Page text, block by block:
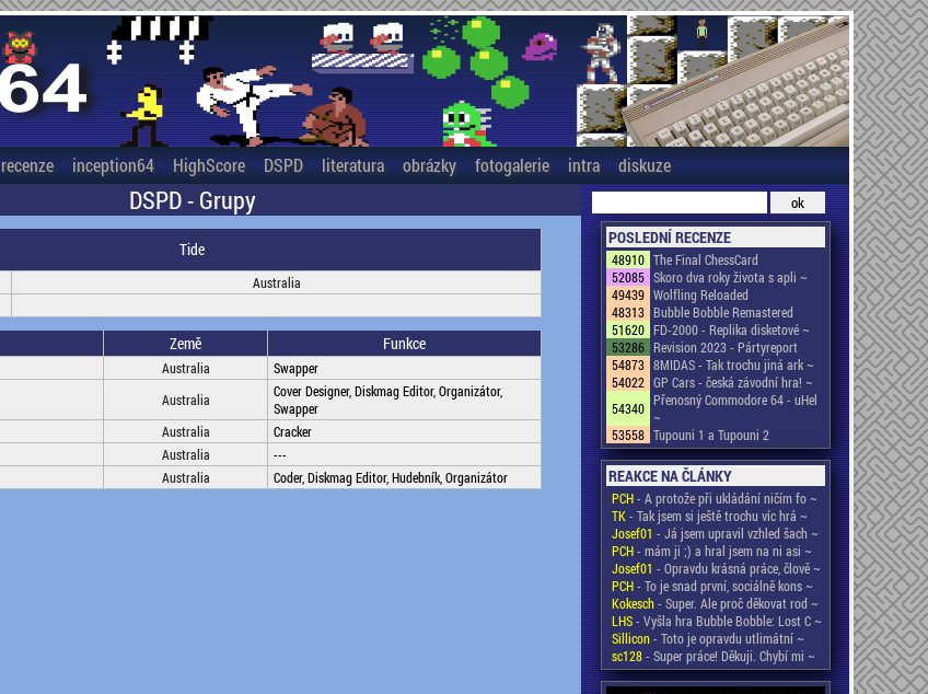
recenze inception64 HighScore DSPD literatura obrázky fotogalerie intra diskuze
DSPD - Grupy
Tide
Australia
Země Funkce
Australia
Swapper
Australia
Cover Designer, Diskmag Editor, Organizátor,
Swapper
Australia
Cracker
Australia
---
Australia Coder, Diskmag Editor, Hudebník, Organizátor
POSLEDNÍ RECENZE
48910 The Final ChessCard
52085 Skoro dva roky života s apli ~
49439 Wolfling Reloaded
48313 Bubble Bobble Remastered
51620 FD-2000 - Replika disketové ~
53286 Revision 2023 - Pártyreport
54873 8MIDAS - Tak trochu jiná ark ~
54022 GP Cars - česká závodní hra! ~
54340 Přenosný Commodore 64 - uHel
~
53558 Tupouni 1 a Tupouni 2
REAKCE NA ČLÁNKY
PCH- A protože při ukládání ničím fo ~
TK- Tak jsem si ještě trochu víc hrá ~
Josef01 - Já jsem upravil vzhled šach ~
PCH- mám ji ;) a hral jsem na ni asi ~
Josef01 - Opravdu krásná práce, člově ~
PCH- To je snad první, sociálně kons ~
Kokesch- Super. Ale proč děkovat rod ~
LHS- Vyšla hra Bubble Bobble: Lost C ~
Sillicon- Toto je opravdu utlimátní ~
sc128- Super práce! Děkuji. Chybí mi ~